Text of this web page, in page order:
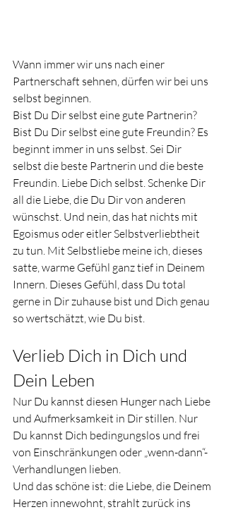
Wann immer wir uns nach einer
Partnerschaft sehnen, dürfen wir bei uns
selbst beginnen.
Bist Du Dir selbst eine gute Partnerin?
Bist Du Dir selbst eine gute Freundin? Es
beginnt immer in uns selbst. Sei Dir
selbst die beste Partnerin und die beste
Freundin. Liebe Dich selbst. Schenke Dir
all die Liebe, die Du Dir von anderen
wünschst. Und nein, das hat nichts mit
Egoismus oder eitler Selbstverliebtheit
zu tun. Mit Selbstliebe meine ich, dieses
satte, warme Gefühl ganz tief in Deinem
Innern. Dieses Gefühl, dass Du total
gerne in Dir zuhause bist und Dich genau
so wertschätzt, wie Du bist.
Verlieb Dich in Dich und
Dein Leben
Nur Du kannst diesen Hunger nach Liebe
und Aufmerksamkeit in Dir stillen. Nur
Du kannst Dich bedingungslos und frei
von Einschränkungen oder „wenn-dann“-
Verhandlungen lieben.
Und das schöne ist: die Liebe, die Deinem
Herzen innewohnt, strahlt zurück ins